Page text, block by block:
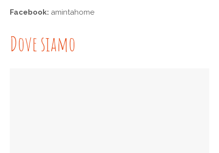
Facebook: amintahome
Dove siamo